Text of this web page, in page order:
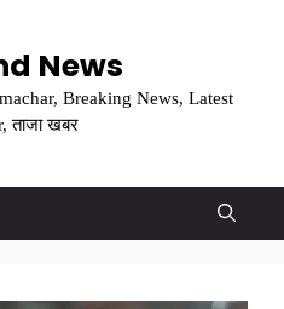
News
Breaking News, Latest
ताजा खबर